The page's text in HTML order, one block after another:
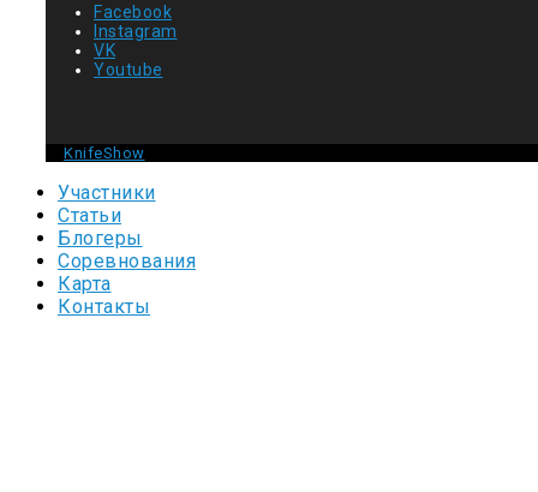
Facebook
Instagram
VK
Youtube
KnifeShow
Участники
Статьи
Блогеры
Соревнования
Карта
Контакты